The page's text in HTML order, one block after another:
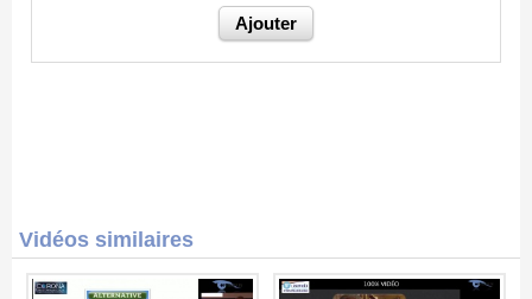
Vidéos similaires